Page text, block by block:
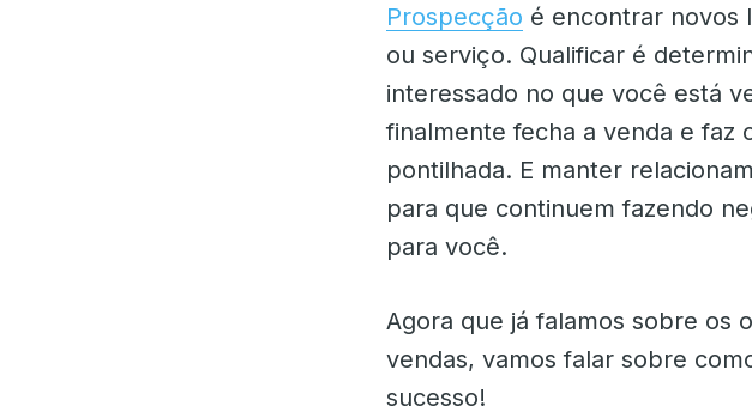
Prospecção é encontrar novos
ou serviço. Qualificar é
interessado no que você está
finalmente fecha a venda e faz
pontilhada. E manter
para que continuem fazendo
para você.
Agora que já falamos sobre os
vendas, vamos falar sobre
sucesso!